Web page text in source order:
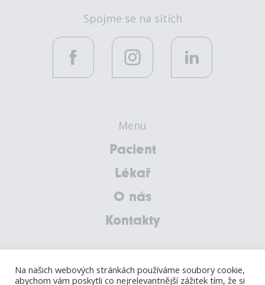
Spojme se na sítích
Menu
Pacient
Lékař
O nás
Kontakty
Ochrana oznamovatelů
Na našich webových stránkách používáme soubory cookie,
abychom vám poskytli co nejrelevantnější zážitek tím, že si